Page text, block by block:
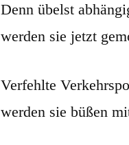
Denn übelst
werden sie jetzt
Verfehlte
werden sie büßen